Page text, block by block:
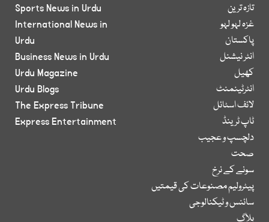
تازہ ترین
غزہ لہو لہو
پاکستان
انٹر نیشنل
کھیل
انٹرٹینمنٹ
لائف اسٹائل
ٹاپ ٹرینڈ
دلچسپ و عجیب
صحت
سونے کے نرخ
پیٹرولیم مصنوعات کی قیمتیں
سائنس و ٹیکنالوجی
بلاگ
Sports News in Urdu
International News in
Urdu
Business News in Urdu
Urdu Magazine
Urdu Blogs
The Express Tribune
Express Entertainment